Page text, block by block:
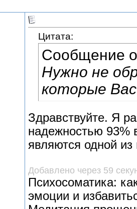
Цитата:
Сообщение
Нужно не
которые
Здравствуйте. Я
надежностью 93%
являются одной из
Добавлено через 59
Психосоматика:
эмоции и